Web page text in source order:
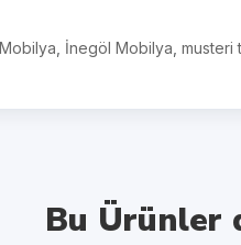
Mobilya, İnegöl Mobilya, musteri
Bu Ürünler